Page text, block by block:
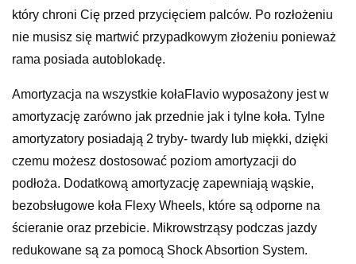
który chroni Cię przed przycięciem palców. Po rozłożeniu
nie musisz się martwić przypadkowym złożeniu ponieważ
rama posiada autoblokadę.
Amortyzacja na wszystkie kołaFlavio wyposażony jest w
amortyzację zarówno jak przednie jak i tylne koła. Tylne
amortyzatory posiadają 2 tryby- twardy lub miękki, dzięki
czemu możesz dostosować poziom amortyzacji do
podłoża. Dodatkową amortyzację zapewniają wąskie,
bezobsługowe koła Flexy Wheels, które są odporne na
ścieranie oraz przebicie. Mikrowstrząsy podczas jazdy
redukowane są za pomocą Shock Absortion System.